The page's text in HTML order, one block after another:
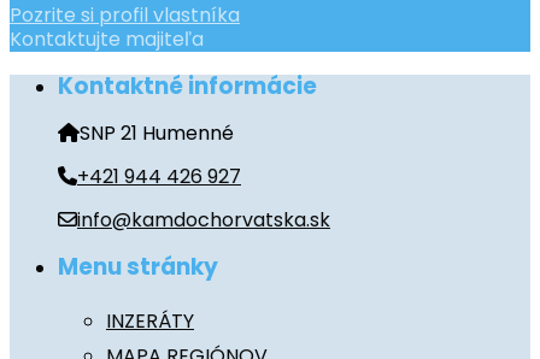
Pozrite si profil vlastníka
Kontaktujte majiteľa
Kontaktné informácie
SNP 21 Humenné
+421 944 426 927
info@kamdochorvatska.sk
Menu stránky
INZERÁTY